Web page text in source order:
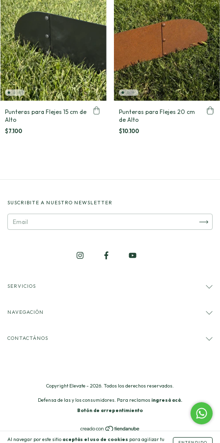
Al navegar por este sitio aceptás el uso de cookies para agilizar tu
Punteras para Flejes 15 cm de
Alto
$7.100
Punteras para Flejes 20 cm
de Alto
$10.100
SUSCRIBITE A NUESTRO NEWSLETTER
SERVICIOS
NAVEGACIÓN
CONTACTÁNOS
Copyright Elevate - 2026. Todos los derechos reservados.
Defensa de las y los consumidores. Para reclamos ingresá acá.
Botón de arrepentimiento